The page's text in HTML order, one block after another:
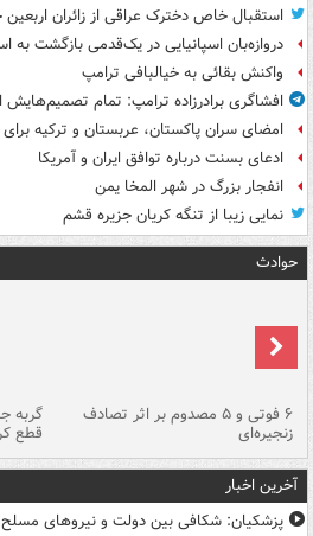
استقبال خاص دخترک عراقی از زائران
دروازه‌بان اسپانیایی در یک‌قدمی بازگشت به
واکنش بقائی به خیالبافی ترامپ
افشاگری برادرزاده ترامپ: تمام
امضای سران پاکستان، عربستان و ترکیه
ادعای بسنت درباره توافق ایران و آمریکا
انفجار بزرگ در شهر المخا یمن
نمایی زیبا از تنگه کریان جزیره قشم
حوادث
۶ فوتی و ۵ مصدوم بر اثر تصادف
زنجیره‌ای
گربه
قطع
آخرین اخبار
پزشکیان: شکافی بین دولت و نیروهای